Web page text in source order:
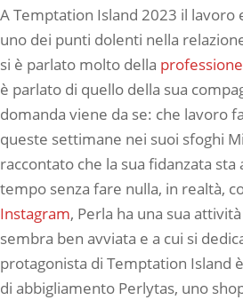
A Temptation Island 2023 il lavoro
uno dei punti dolenti nella
si è parlato molto della professione
è parlato di quello della sua
domanda viene da se: che lavoro
queste settimane nei suoi sfoghi
raccontato che la sua fidanzata sta
tempo senza fare nulla, in realtà,
Instagram, Perla ha una sua
sembra ben avviata e a cui si
protagonista di Temptation Island
di abbigliamento Perlytas, uno